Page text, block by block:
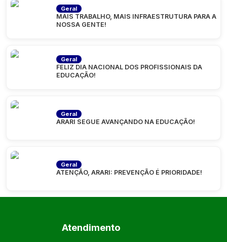
Geral
MAIS TRABALHO, MAIS INFRAESTRUTURA PARA A
NOSSA GENTE!
Geral
FELIZ DIA NACIONAL DOS PROFISSIONAIS DA
EDUCAÇÃO!
Geral
ARARI SEGUE AVANÇANDO NA EDUCAÇÃO!
Geral
ATENÇÃO, ARARI: PREVENÇÃO É PRIORIDADE!
Atendimento